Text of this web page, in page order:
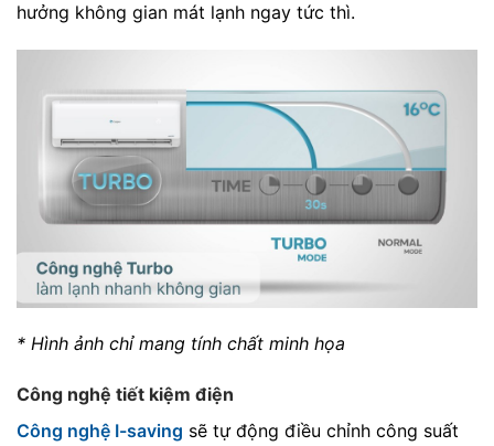
hưởng không gian mát lạnh ngay tức thì.
* Hình ảnh chỉ mang tính chất minh họa
Công nghệ tiết kiệm điện
Công nghệ I-saving sẽ tự động điều chỉnh công suất